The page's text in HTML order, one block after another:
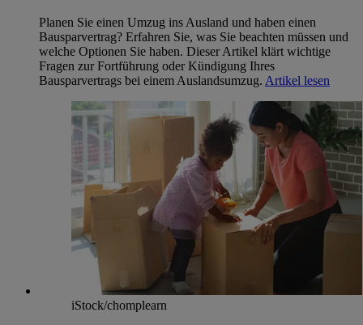
Planen Sie einen Umzug ins Ausland und haben einen
Bausparvertrag? Erfahren Sie, was Sie beachten müssen und
welche Optionen Sie haben. Dieser Artikel klärt wichtige
Fragen zur Fortführung oder Kündigung Ihres
Bausparvertrags bei einem Auslandsumzug. Artikel lesen
iStock/chomplearn